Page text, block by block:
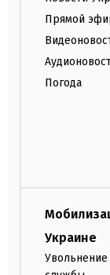
Прямой
Погода
Украине